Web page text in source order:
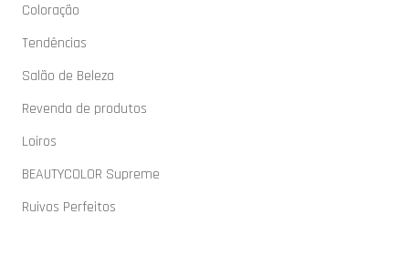
Coloração
Tendências
Salão de Beleza
Revenda de produtos
Loiros
BEAUTYCOLOR Supreme
Ruivos Perfeitos